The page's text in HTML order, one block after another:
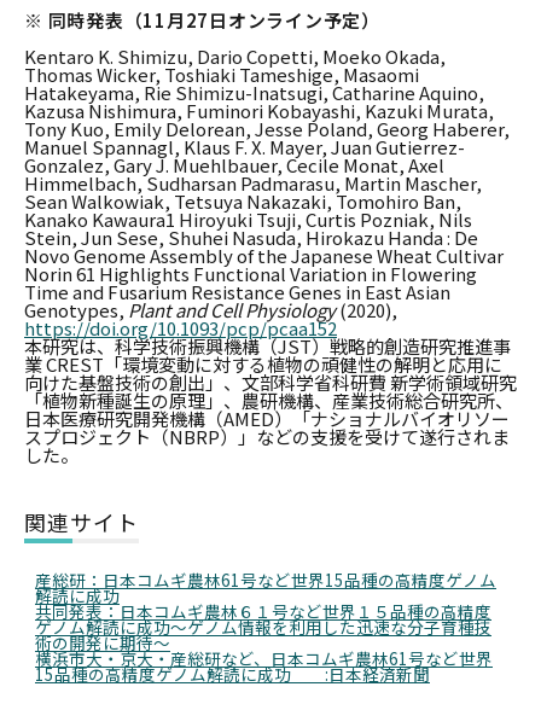
※ 同時発表（11月27日オンライン予定）
Kentaro K. Shimizu, Dario Copetti, Moeko Okada,
Thomas Wicker, Toshiaki Tameshige, Masaomi
Hatakeyama, Rie Shimizu-Inatsugi, Catharine Aquino,
Kazusa Nishimura, Fuminori Kobayashi, Kazuki Murata,
Tony Kuo, Emily Delorean, Jesse Poland, Georg Haberer,
Manuel Spannagl, Klaus F. X. Mayer, Juan Gutierrez-
Gonzalez, Gary J. Muehlbauer, Cecile Monat, Axel
Himmelbach, Sudharsan Padmarasu, Martin Mascher,
Sean Walkowiak, Tetsuya Nakazaki, Tomohiro Ban,
Kanako Kawaura1 Hiroyuki Tsuji, Curtis Pozniak, Nils
Stein, Jun Sese, Shuhei Nasuda, Hirokazu Handa : De
Novo Genome Assembly of the Japanese Wheat Cultivar
Norin 61 Highlights Functional Variation in Flowering
Time and Fusarium Resistance Genes in East Asian
Genotypes, Plant and Cell Physiology(2020),
https://doi.org/10.1093/pcp/pcaa152
本研究は、科学技術振興機構（JST）戦略的創造研究推進事
業 CREST「環境変動に対する植物の頑健性の解明と応用に
向けた基盤技術の創出」、文部科学省科研費 新学術領域研究
「植物新種誕生の原理」、農研機構、産業技術総合研究所、
日本医療研究開発機構（AMED）「ナショナルバイオリソー
スプロジェクト（NBRP）」などの支援を受けて遂行されま
した。
関連サイト
産総研：日本コムギ農林61号など世界15品種の高精度ゲノム
解読に成功
共同発表：日本コムギ農林６１号など世界１５品種の高精度
ゲノム解読に成功～ゲノム情報を利用した迅速な分子育種技
術の開発に期待～
横浜市大・京大・産総研など、日本コムギ農林61号など世界
15品種の高精度ゲノム解読に成功 :日本経済新聞